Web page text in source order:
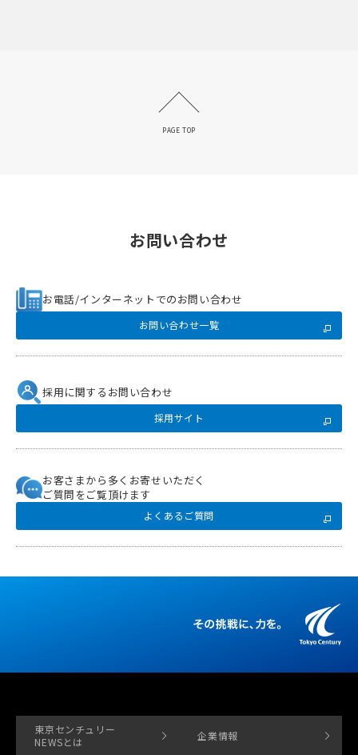
PAGE TOP
お問い合わせ
お電話/インターネットでのお問い合わせ
お問い合わせ一覧
採用に関するお問い合わせ
採用サイト
お客さまから多くお寄せいただく
ご質問をご覧頂けます
よくあるご質問
東京センチュリー
NEWSとは
企業情報